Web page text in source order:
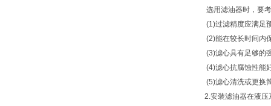
选用滤油器时，要
(1)过滤精度应满足
(2)能在较长时间内
(3)滤心具有足够的
(4)滤心抗腐蚀性能
(5)滤心清洗或更换
2.安装滤油器在液